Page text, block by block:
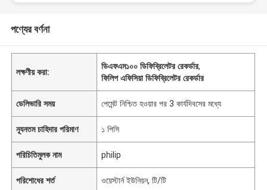
পণ্যের বর্ণনা
লক্ষণীয় করা:
ডিএফএম১০০ ডিফিব্রিলেটর রেকর্ডার,
ফিলিপ এফিসিয়া ডিফিব্রিলেটর রেকর্ডার
ডেলিভারি সময় পেমেন্ট নিশ্চিত হওয়ার পর 3 কার্যদিবসের মধ্যে
ন্যূনতম চাহিদার পরিমাণ ১ পিসি
পরিচিতিমুলক নাম philip
পরিশোধের শর্ত ওয়েস্টার্ন ইউনিয়ন, টি/টি